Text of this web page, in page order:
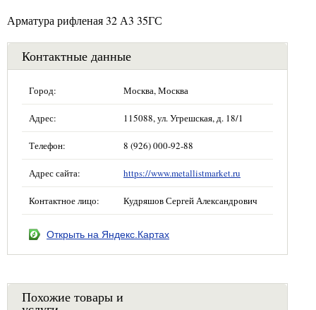
Арматура рифленая 32 А3 35ГС
Контактные данные
Город: Москва, Москва
Адрес: 115088, ул. Угрешская, д. 18/1
Телефон: 8 (926) 000-92-88
Адрес сайта: https://www.metallistmarket.ru
Контактное лицо: Кудряшов Сергей Александрович
Открыть на Яндекс.Картах
Похожие товары и